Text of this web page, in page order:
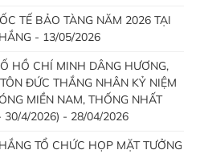
TẾ BẢO TÀNG NĂM 2026 TẠI
- 13/05/2026
HỒ CHÍ MINH DÂNG HƯƠNG,
ĐỨC THẮNG NHÂN KỶ NIỆM
MIỀN NAM, THỐNG NHẤT
4/2026) - 28/04/2026
TỔ CHỨC HỌP MẶT TƯỞNG